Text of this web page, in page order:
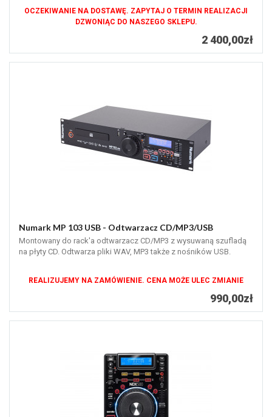
OCZEKIWANIE NA DOSTAWĘ. ZAPYTAJ O TERMIN REALIZACJI
DZWONIĄC DO NASZEGO SKLEPU.
2 400,00zł
Numark MP 103 USB - Odtwarzacz CD/MP3/USB
Montowany do rack'a odtwarzacz CD/MP3 z wysuwaną szufladą
na płyty CD. Odtwarza pliki WAV, MP3 także z nośników USB.
REALIZUJEMY NA ZAMÓWIENIE. CENA MOŻE ULEC ZMIANIE
990,00zł